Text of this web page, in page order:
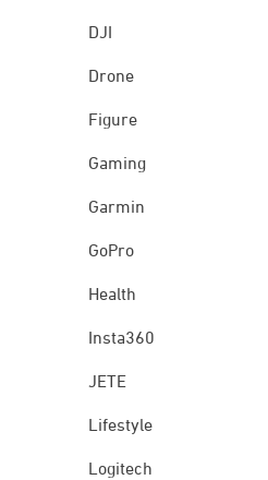
DJI
Drone
Figure
Gaming
Garmin
GoPro
Health
Insta360
JETE
Lifestyle
Logitech